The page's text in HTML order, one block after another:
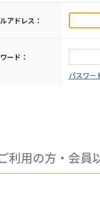
アドレス：
ード：
利用の方・会員